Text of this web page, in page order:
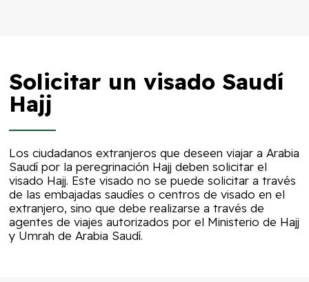
Solicitar un visado Saudí
Hajj
Los ciudadanos extranjeros que deseen viajar a Arabia
Saudí por la peregrinación Hajj deben solicitar el
visado Hajj. Este visado no se puede solicitar a través
de las embajadas saudíes o centros de visado en el
extranjero, sino que debe realizarse a través de
agentes de viajes autorizados por el Ministerio de Hajj
y Umrah de Arabia Saudí.